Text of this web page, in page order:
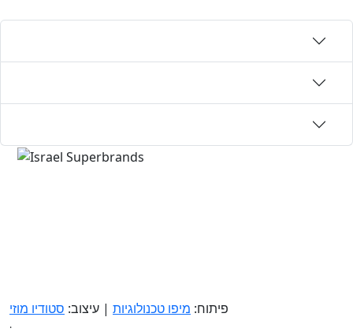
פיתוח: מיפו טכנולוגיות | עיצוב: סטודיו מוזי
.